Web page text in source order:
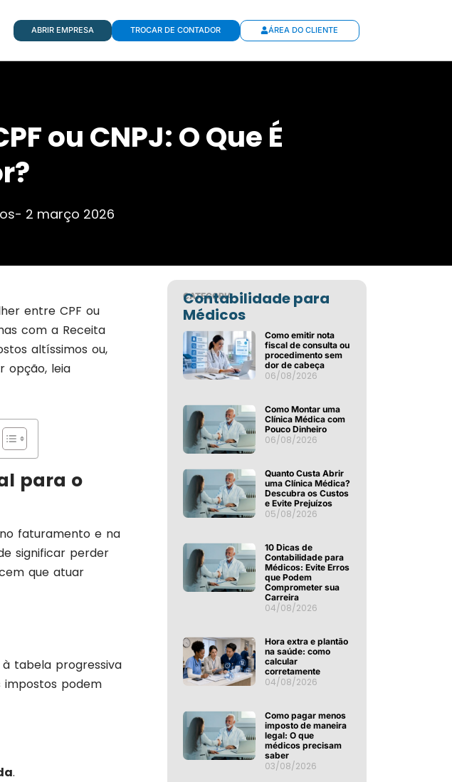
ABRIR EMPRESA TROCAR DE CONTADOR ÁREA DO CLIENTE
ou CNPJ: O Que É
- 2 março 2026
entre CPF ou
com a Receita
altíssimos ou,
opção, leia
para o
faturamento e na
significar perder
que atuar
tabela progressiva
impostos podem
.
CATEGORIA
Contabilidade para
Médicos
Como emitir nota
fiscal de consulta ou
procedimento sem
dor de cabeça
06/08/2026
Como Montar uma
Clínica Médica com
Pouco Dinheiro
06/08/2026
Quanto Custa Abrir
uma Clínica Médica?
Descubra os Custos
e Evite Prejuízos
05/08/2026
10 Dicas de
Contabilidade para
Médicos: Evite Erros
que Podem
Comprometer sua
Carreira
04/08/2026
Hora extra e plantão
na saúde: como
calcular
corretamente
04/08/2026
Como pagar menos
imposto de maneira
legal: O que
médicos precisam
saber
03/08/2026